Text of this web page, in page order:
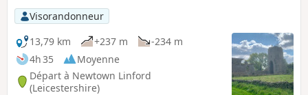
Visorandonneur
13,79 km
+237 m
-234 m
4h 35
Moyenne
Départ à Newtown Linford
(Leicestershire)